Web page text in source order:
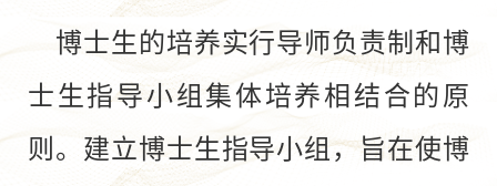
博士生的培养实行导师负责制和博
士生指导小组集体培养相结合的原
则。建立博士生指导小组，旨在使博